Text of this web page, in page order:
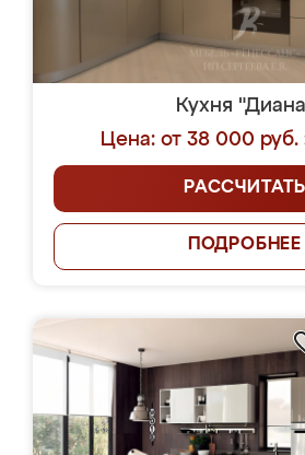
Кухня
Цена: от 38 000 руб.
РАССЧИТАТЬ
ПОДРОБНЕЕ